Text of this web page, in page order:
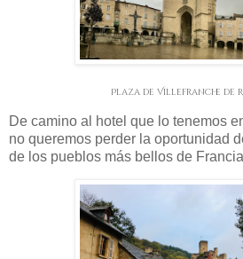
Plaza de Villefranche de
De camino al hotel que lo tenemos
no queremos perder la oportunidad
de los pueblos más bellos de